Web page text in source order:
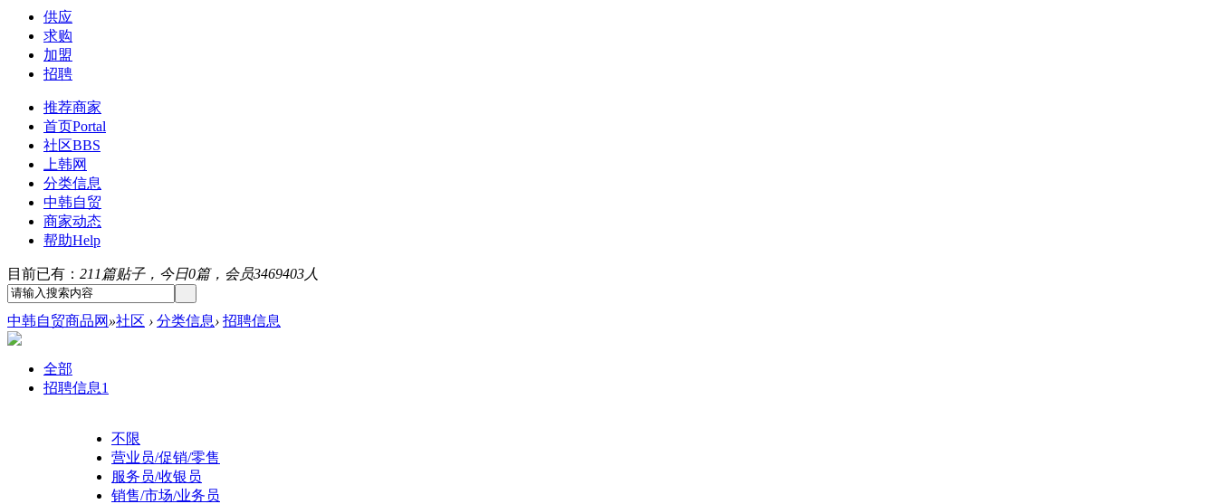
供应
求购
加盟
招聘
推荐商家
首页Portal
社区BBS
上韩网
分类信息
中韩自贸
商家动态
帮助Help
目前已有： 211篇贴子，今日0篇，会员3469403人
中韩自贸商品网 »社区 › 分类信息› 招聘信息
全部
招聘信息1
不限
营业员/促销/零售
服务员/收银员
销售/市场/业务员